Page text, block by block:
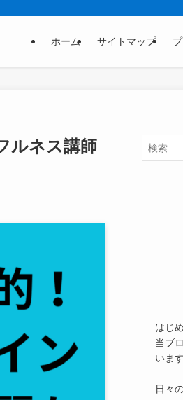
ホーム サイトマップ
ルネス講師
はじ
当ブ
います
日々